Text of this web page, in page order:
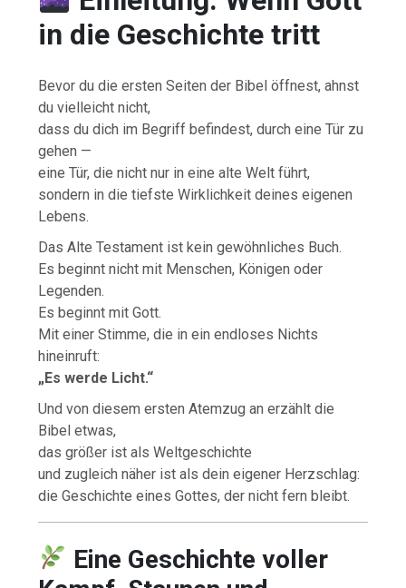
in die Geschichte tritt
Bevor du die ersten Seiten der Bibel öffnest, ahnst
du vielleicht nicht,
dass du dich im Begriff befindest, durch eine Tür zu
gehen —
eine Tür, die nicht nur in eine alte Welt führt,
sondern in die tiefste Wirklichkeit deines eigenen
Lebens.
Das Alte Testament ist kein gewöhnliches Buch.
Es beginnt nicht mit Menschen, Königen oder
Legenden.
Es beginnt mit Gott.
Mit einer Stimme, die in ein endloses Nichts
hineinruft:
„Es werde Licht.“
Und von diesem ersten Atemzug an erzählt die
Bibel etwas,
das größer ist als Weltgeschichte
und zugleich näher ist als dein eigener Herzschlag:
die Geschichte eines Gottes, der nicht fern bleibt.
Eine Geschichte voller